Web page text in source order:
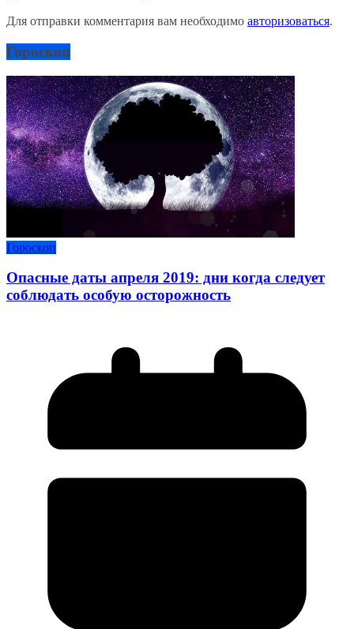
Для отправки комментария вам необходимо авторизоваться.
Гороскоп
Гороскоп
Опасные даты апреля 2019: дни когда следует
соблюдать особую осторожность